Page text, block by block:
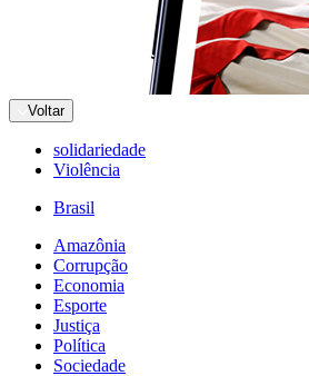
Voltar
solidariedade
Violência
Brasil
Amazônia
Corrupção
Economia
Esporte
Justiça
Política
Sociedade